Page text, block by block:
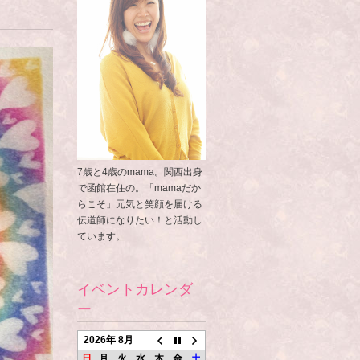
7歳と4歳のmama。関西出身
で函館在住の。「mamaだか
らこそ」元気と笑顔を届ける
伝道師になりたい！と活動し
ています。
イベントカレンダ
ー
2026年 8月